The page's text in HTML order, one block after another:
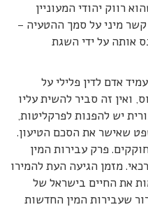
רווק יהודי המעוניין
מיני על סמך ההטעיה –
אותה על ידי השגת
אדם לדין פלילי על
ואין זה סביר להשית עליו
יש להפנות לפרקליטות,
שאישר את הסכם הטיעון.
פרק עבירות המין
מזמן הגיעה העת להמירו
את החיים בישראל של
ברור שעבירות המין החדשות